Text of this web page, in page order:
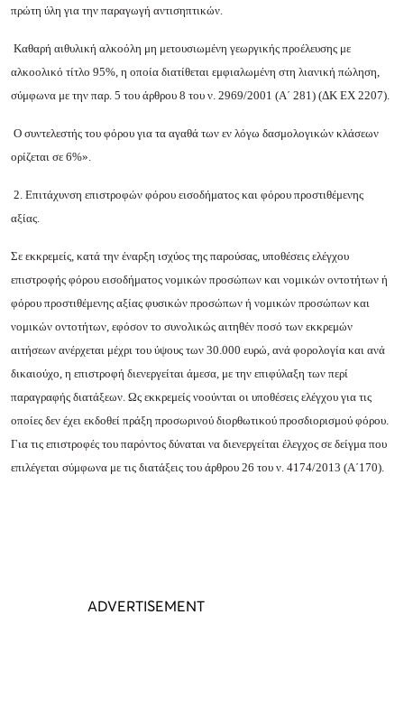
πρώτη ύλη για την παραγωγή αντισηπτικών.
Καθαρή αιθυλική αλκοόλη μη μετουσιωμένη γεωργικής προέλευσης με
αλκοολικό τίτλο 95%, η οποία διατίθεται εμφιαλωμένη στη λιανική πώληση,
σύμφωνα με την παρ. 5 του άρθρου 8 του ν. 2969/2001 (Α΄ 281) (ΔΚ ΕΧ 2207).
Ο συντελεστής του φόρου για τα αγαθά των εν λόγω δασμολογικών κλάσεων
ορίζεται σε 6%».
2. Επιτάχυνση επιστροφών φόρου εισοδήματος και φόρου προστιθέμενης
αξίας.
Σε εκκρεμείς, κατά την έναρξη ισχύος της παρούσας, υποθέσεις ελέγχου
επιστροφής φόρου εισοδήματος νομικών προσώπων και νομικών οντοτήτων ή
φόρου προστιθέμενης αξίας φυσικών προσώπων ή νομικών προσώπων και
νομικών οντοτήτων, εφόσον το συνολικώς αιτηθέν ποσό των εκκρεμών
αιτήσεων ανέρχεται μέχρι του ύψους των 30.000 ευρώ, ανά φορολογία και ανά
δικαιούχο, η επιστροφή διενεργείται άμεσα, με την επιφύλαξη των περί
παραγραφής διατάξεων. Ως εκκρεμείς νοούνται οι υποθέσεις ελέγχου για τις
οποίες δεν έχει εκδοθεί πράξη προσωρινού διορθωτικού προσδιορισμού φόρου.
Για τις επιστροφές του παρόντος δύναται να διενεργείται έλεγχος σε δείγμα που
επιλέγεται σύμφωνα με τις διατάξεις του άρθρου 26 του ν. 4174/2013 (Α΄170).